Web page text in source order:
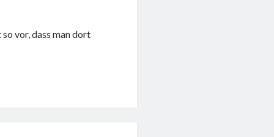
vor, dass man dort